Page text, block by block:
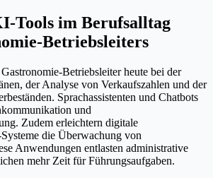
Tools im Berufsalltag
Betriebsleiters
Betriebsleiter heute bei der
der Analyse von Verkaufszahlen und der
Sprachassistenten und Chatbots
und
Zudem erleichtern digitale
die Überwachung von
Anwendungen entlasten administrative
mehr Zeit für Führungsaufgaben.